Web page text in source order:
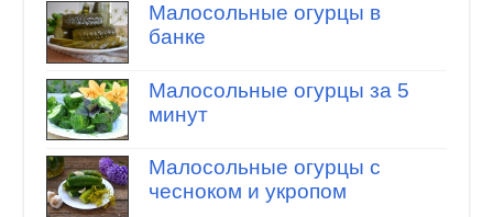
Малосольные огурцы в
банке
Малосольные огурцы за 5
минут
Малосольные огурцы с
чесноком и укропом